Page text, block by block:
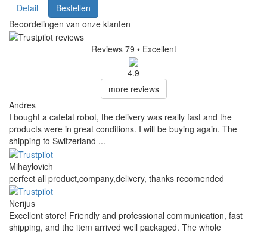
Detail
Bestellen
Beoordelingen van onze klanten
Reviews 79 • Excellent
4.9
more reviews
Andres
I bought a cafelat robot, the delivery was really fast and the
products were in great conditions. I will be buying again. The
shipping to Switzerland ...
Mihaylovich
perfect all product,company,delivery, thanks recomended
Nerijus
Excellent store! Friendly and professional communication, fast
shipping, and the item arrived well packaged. The whole